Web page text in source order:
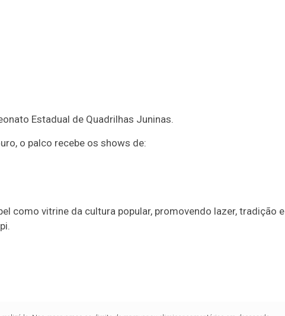
Estadual de Quadrilhas Juninas.
o palco recebe os shows de:
como vitrine da cultura popular, promovendo lazer, tradição e